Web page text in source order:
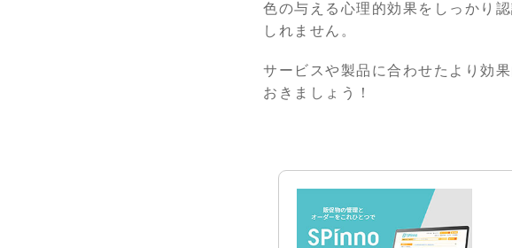
色の与える心理的効果をしっかり
しれません。
サービスや製品に合わせたより効
おきましょう！